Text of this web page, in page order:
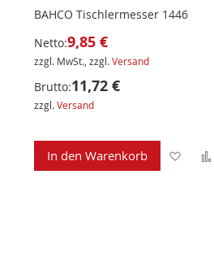
BAHCO Tischlermesser 1446
Netto:9,85 €
zzgl. MwSt., zzgl.Versand
Brutto:11,72 €
zzgl.Versand
In den Warenkorb
Zur